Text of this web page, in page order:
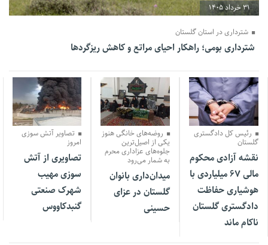
31 خرداد 1405
شترداری در استان گلستان
شترداری بومی؛ راهکار احیای مراتع و کاهش ریزگردها
31 خرداد 1405
رئیس کل دادگستری
گلستان
نقشه آزادی محکوم
مالی ۶۷ میلیاردی با
هوشیاری حفاظت
دادگستری گلستان
ناکام ماند
31 خرداد 1405
روضه‌های خانگی هنوز
یکی از اصیل‌ترین
جلوه‌های عزاداری محرم
به شمار می‌رود
میدان‌داری بانوان
گلستان در عزای
حسینی
31 فروردین 1405
تصاویر آتش سوزی
امروز
تصاویری از آتش
سوزی مهیب
شهرک صنعتی
گنبدکاووس